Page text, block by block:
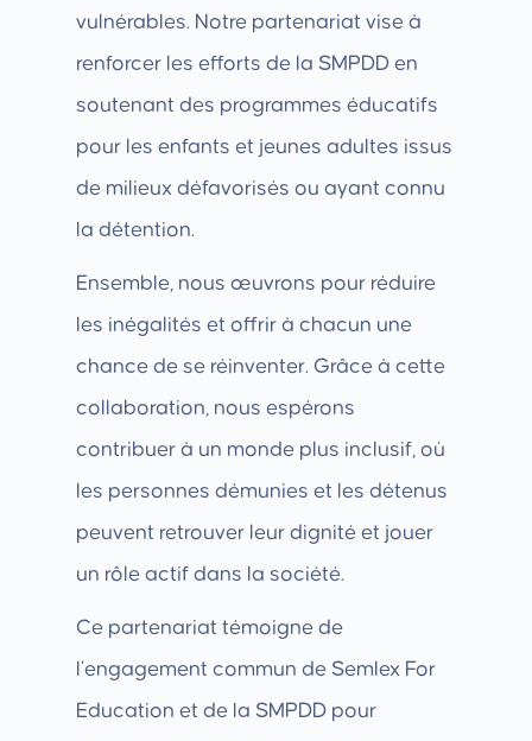
vulnérables. Notre partenariat vise à
renforcer les efforts de la SMPDD en
soutenant des programmes éducatifs
pour les enfants et jeunes adultes issus
de milieux défavorisés ou ayant connu
la détention.
Ensemble, nous œuvrons pour réduire
les inégalités et offrir à chacun une
chance de se réinventer. Grâce à cette
collaboration, nous espérons
contribuer à un monde plus inclusif, où
les personnes démunies et les détenus
peuvent retrouver leur dignité et jouer
un rôle actif dans la société.
Ce partenariat témoigne de
l’engagement commun de Semlex For
Education et de la SMPDD pour